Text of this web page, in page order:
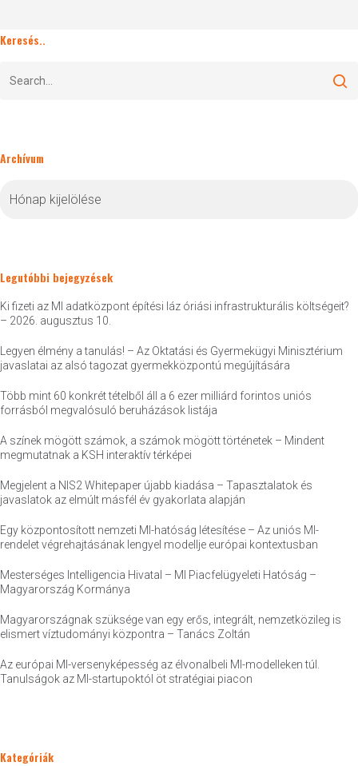
Keresés..
Archívum
Legutóbbi bejegyzések
Ki fizeti az MI adatközpont építési láz óriási infrastrukturális költségeit?
– 2026. augusztus 10.
Legyen élmény a tanulás! – Az Oktatási és Gyermekügyi Minisztérium
javaslatai az alsó tagozat gyermekközpontú megújítására
Több mint 60 konkrét tételből áll a 6 ezer milliárd forintos uniós
forrásból megvalósuló beruházások listája
A színek mögött számok, a számok mögött történetek – Mindent
megmutatnak a KSH interaktív térképei
Megjelent a NIS2 Whitepaper újabb kiadása – Tapasztalatok és
javaslatok az elmúlt másfél év gyakorlata alapján
Egy központosított nemzeti MI-hatóság létesítése – Az uniós MI-
rendelet végrehajtásának lengyel modellje európai kontextusban
Mesterséges Intelligencia Hivatal – MI Piacfelügyeleti Hatóság –
Magyarország Kormánya
Magyarországnak szüksége van egy erős, integrált, nemzetközileg is
elismert víztudományi központra – Tanács Zoltán
Az európai MI-versenyképesség az élvonalbeli MI-modelleken túl.
Tanulságok az MI-startupoktól öt stratégiai piacon
Kategóriák